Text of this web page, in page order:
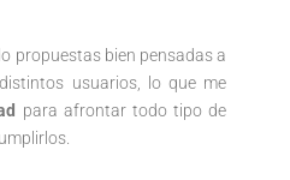
propuestas bien pensadas a
usuarios, lo que me
para afrontar todo tipo de